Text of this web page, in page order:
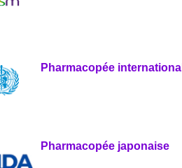
Pharmacopée
Pharmacopée japonaise